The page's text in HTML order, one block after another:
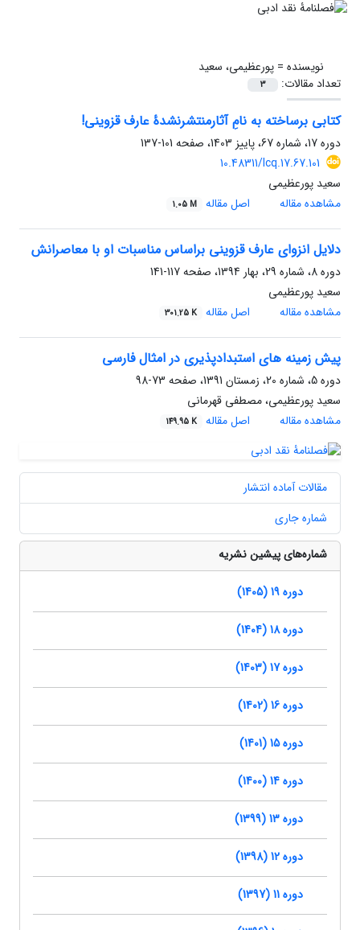
نویسنده =پورعظیمی، سعید
تعداد مقالات:
3
کتابی برساخته به نامِ آثارمنتشرنشدۀ عارف قزوینی!
دوره 17، شماره 67، پاییز 1403، صفحه
101-137
10.48311/lcq.17.67.101
سعید پورعظیمی
مشاهده مقاله
اصل مقاله 1.05 M
دلایل انزوای عارف قزوینی براساس مناسبات او با معاصرانش
دوره 8، شماره 29، بهار 1394، صفحه
117-141
سعید پورعظیمی
مشاهده مقاله
اصل مقاله 301.25 K
پیش زمینه های استبدادپذیری در امثال فارسی
دوره 5، شماره 20، زمستان 1391، صفحه
73-98
سعید پورعظیمی، مصطفی قهرمانی
مشاهده مقاله
اصل مقاله 149.95 K
مقالات آماده انتشار
شماره جاری
شماره‌های پیشین نشریه
دوره 19 (1405)
دوره 18 (1404)
دوره 17 (1403)
دوره 16 (1402)
دوره 15 (1401)
دوره 14 (1400)
دوره 13 (1399)
دوره 12 (1398)
دوره 11 (1397)